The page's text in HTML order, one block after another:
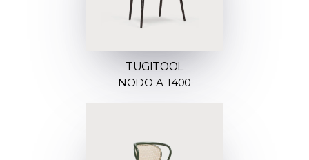
TUGITOOL
NODO A-1400